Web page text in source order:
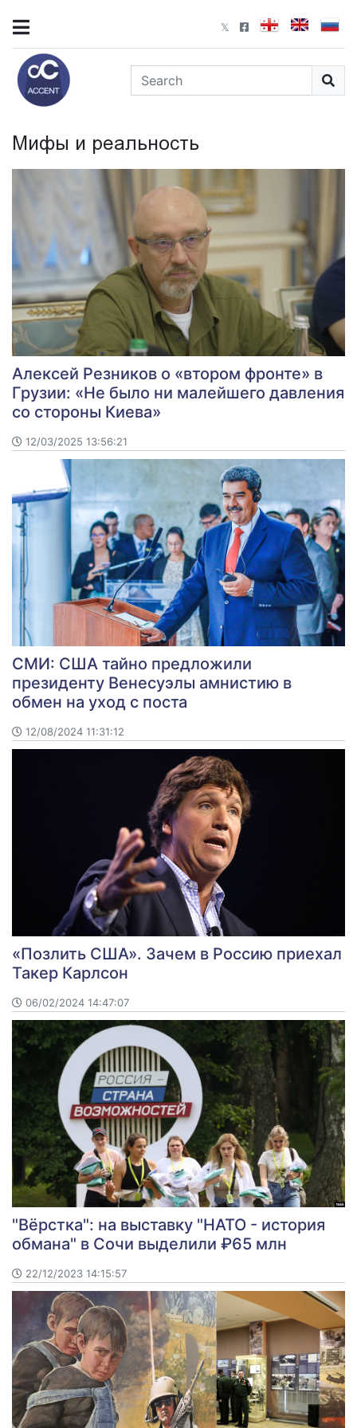
Мифы и реальность
Алексей Резников о «втором фронте» в
Грузии: «Не было ни малейшего давления
со стороны Киева»
12/03/2025 13:56:21
СМИ: США тайно предложили
президенту Венесуэлы амнистию в
обмен на уход с поста
12/08/2024 11:31:12
«Позлить США». Зачем в Россию приехал
Такер Карлсон
06/02/2024 14:47:07
"Вёрстка": на выставку "НАТО - история
обмана" в Сочи выделили ₽65 млн
22/12/2023 14:15:57